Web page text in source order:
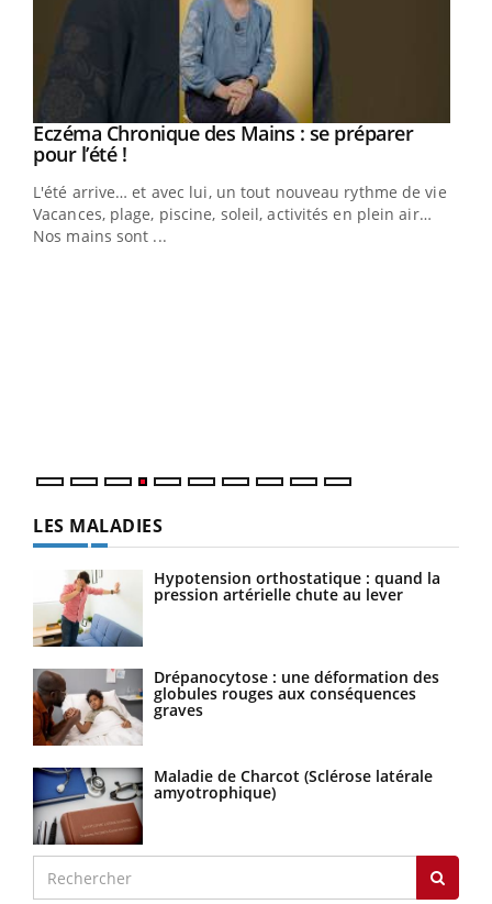
Youtube
Eczéma Chronique des Mains : se préparer
pour l’été !Youtube
L'été arrive… et avec lui, un tout nouveau rythme de vie !
Vacances, plage, piscine, soleil, activités en plein air…
Nos mains sont ...
LES MALADIES
Hypotension orthostatique : quand la
pression artérielle chute au lever
Drépanocytose : une déformation des
globules rouges aux conséquences
graves
Maladie de Charcot (Sclérose latérale
amyotrophique)